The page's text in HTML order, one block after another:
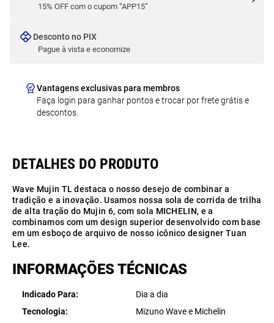
15% OFF com o cupom “APP15”
Desconto no PIX
Pague à vista e economize
Vantagens exclusivas para membros
Faça login para ganhar pontos e trocar por frete grátis e
descontos.
Wave Mujin TL destaca o nosso desejo de combinar a
tradição e a inovação. Usamos nossa sola de corrida de trilha
de alta tração do Mujin 6, com sola MICHELIN, e a
combinamos com um design superior desenvolvido com base
em um esboço de arquivo de nosso icônico designer Tuan
Lee.
INFORMAÇÕES TÉCNICAS
Indicado Para
Dia a dia
Tecnologia
Mizuno Wave e Michelin